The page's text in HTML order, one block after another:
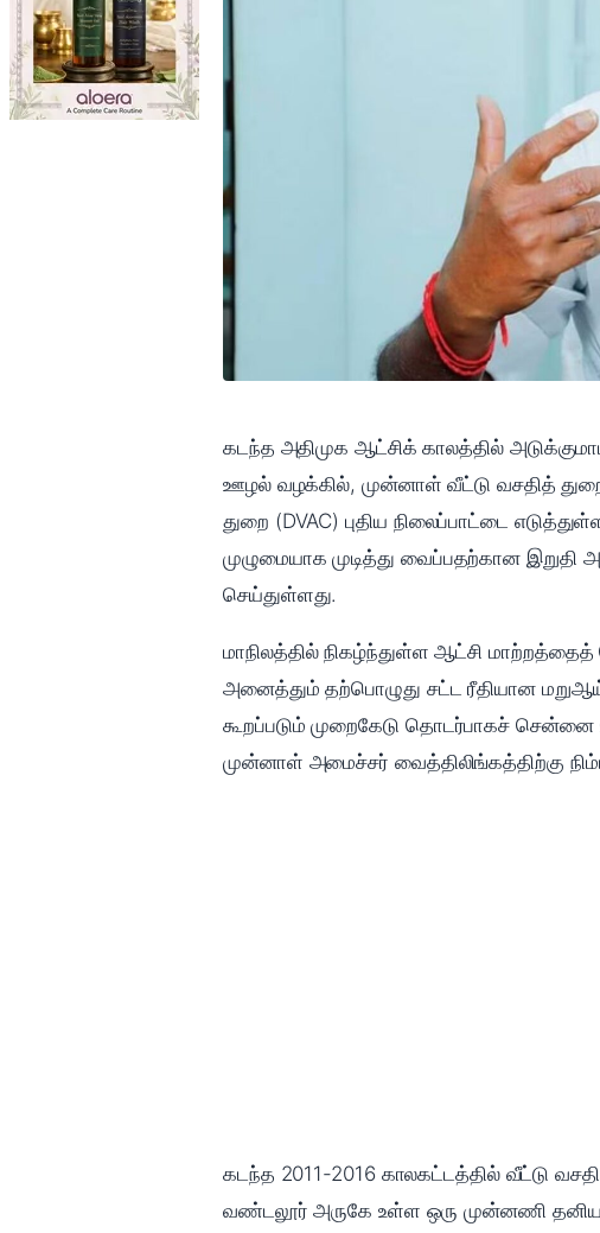
கடந்த அதிமுக ஆட்சிக் காலத்தில்
ஊழல் வழக்கில், முன்னாள் வீட்டு வசதித்
துறை (DVAC) புதிய நிலைப்பாட்டை
முழுமையாக முடித்து வைப்பதற்கான
செய்துள்ளது.
மாநிலத்தில் நிகழ்ந்துள்ள ஆட்சி
அனைத்தும் தற்பொழுது சட்ட ரீதியான
கூறப்படும் முறைகேடு தொடர்பாகச் சென்னை
முன்னாள் அமைச்சர் வைத்திலிங்கத்திற்கு
கடந்த 2011-2016 காலகட்டத்தில் வீட்டு
வண்டலூர் அருகே உள்ள ஒரு முன்னணி தனியார்